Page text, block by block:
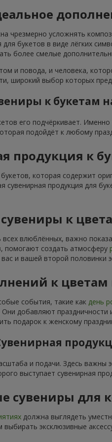
чрезмерно усложнять
букетов в виде лёгких
более смелые
и повода, и человека,
широкий выбор которых
к букетам
его подчёркивает.
подойдёт к любому
продукция к
которая содержит
продукция для
к
влюблённых, важно
помогают создать атмосферу
и вашей второй половинки
к цветам
события, такие как день
добавляют праздничности
подарок к женскому
и подачи. Здесь
выступает сувенирная
сувениры для
должна выглядеть
эксклюзивные